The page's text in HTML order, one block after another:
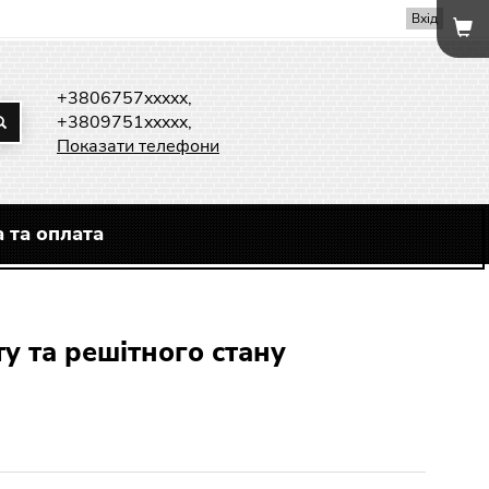
Вхід
+3806757xxxxx,
+3809751xxxxx,
Показати телефони
та оплата
та решітного стану